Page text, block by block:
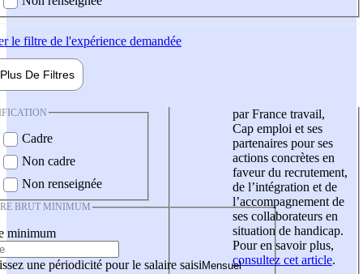
le filtre de l'expérience demandée
Plus De Filtres
Cadre
Non cadre
Non renseignée
BRUT MINIMUM
minimum
une périodicité pour le salaire saisi
par France travail,
Cap emploi et ses
partenaires pour ses
actions concrètes en
faveur du recrutement,
de l’intégration et de
l’accompagnement de
ses collaborateurs en
situation de handicap.
Pour en savoir plus,
consultez cet article.